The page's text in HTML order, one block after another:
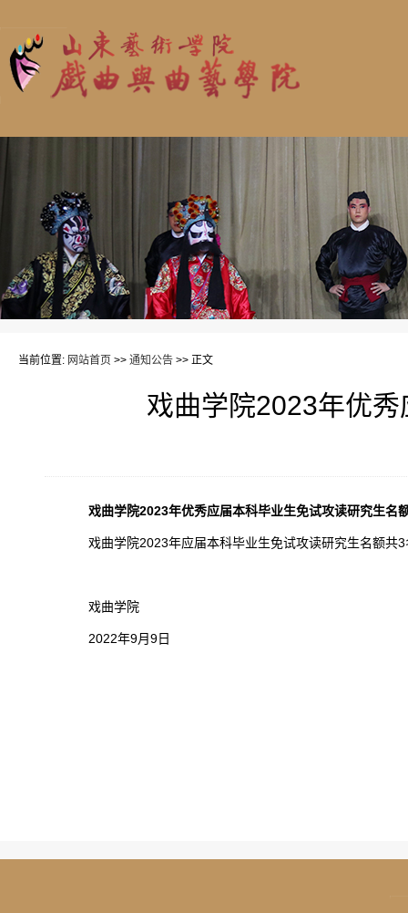
当前位置: 网站首页 >> 通知公告 >> 正文
戏曲学院2023年优
戏曲学院2023年优秀应届本科毕业生免试攻读研究生名
戏曲学院2023年应届本科毕业生免试攻读研究生名额共
戏曲学院
2022年9月9日